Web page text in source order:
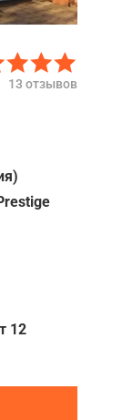
12
13 отзывов